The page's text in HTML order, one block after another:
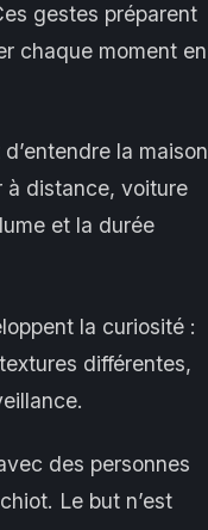
gestes préparent
chaque moment en
la maison
à distance, voiture
et la durée
la curiosité :
différentes,
des personnes
Le but n’est